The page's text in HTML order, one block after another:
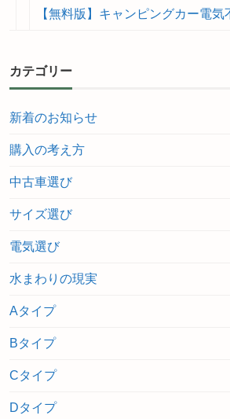
【無料版】キャンピングカー電
カテゴリー
新着のお知らせ
購入の考え方
中古車選び
サイズ選び
電気選び
水まわりの現実
Aタイプ
Bタイプ
Cタイプ
Dタイプ